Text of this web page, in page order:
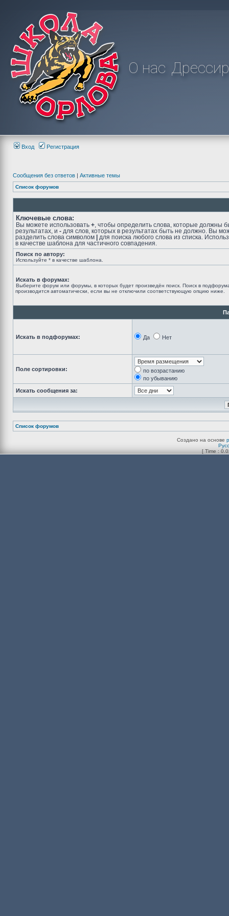
О нас
Вход Регистрация
Сообщения без ответов | Активные темы
Список форумов
Ключевые слова:
Вы можете использовать + , чтобы определить слова, которые должны
результатах, и - для слов, которых в результатах быть не должно. Вы
разделить слова символом
для поиска любого слова из списка.
в качестве шаблона для частичного совпадения.
Поиск по автору:
Используйте * в качестве шаблона.
Искать в форумах:
Выберите форум или форумы, в которых будет произведён поиск. Поиск в
производится автоматически, если вы не отключили соответствующую опцию ниже.
Искать в подфорумах: Да Нет
Поле сортировки:
по возрастанию
по убыванию
Искать сообщения за:
Список форумов
Создано на основе
[ Time :